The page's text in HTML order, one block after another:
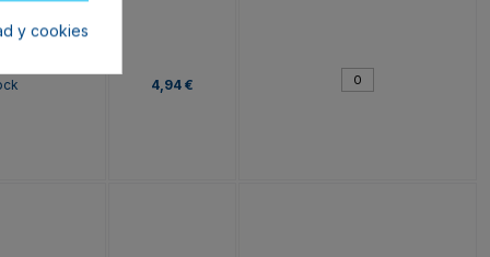
4,94 €
y cookies